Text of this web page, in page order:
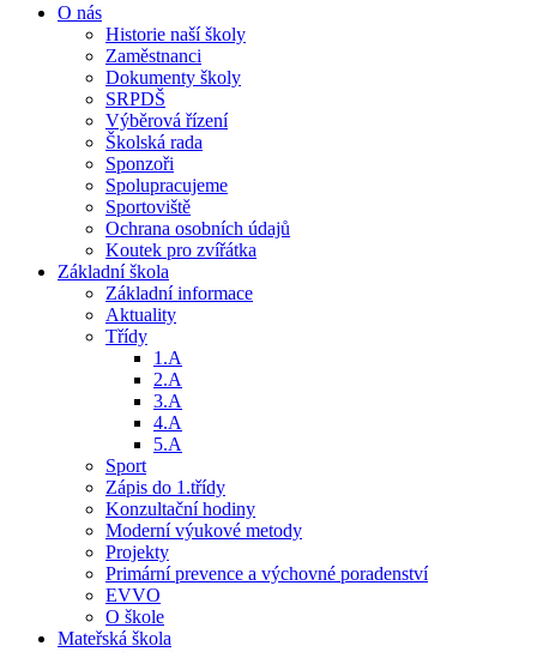
O nás
Historie naší školy
Zaměstnanci
Dokumenty školy
SRPDŠ
Výběrová řízení
Školská rada
Sponzoři
Spolupracujeme
Sportoviště
Ochrana osobních údajů
Koutek pro zvířátka
Základní škola
Základní informace
Aktuality
Třídy
1.A
2.A
3.A
4.A
5.A
Sport
Zápis do 1.třídy
Konzultační hodiny
Moderní výukové metody
Projekty
Primární prevence a výchovné poradenství
EVVO
O škole
Mateřská škola